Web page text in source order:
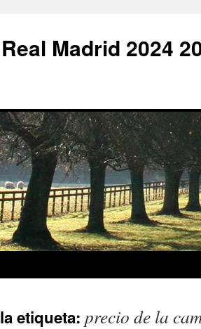
Madrid 2024
etiqueta: precio de la